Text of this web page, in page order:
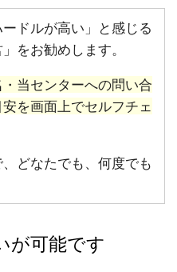
ードルが高い」と感じる
をお勧めします。
・当センターへの問い合
を画面上でセルフチェ
どなたでも、何度でも
が可能です